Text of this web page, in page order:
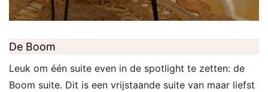
De Boom
Leuk om één suite even in de spotlight te zetten: de
Boom suite. Dit is een vrijstaande suite van maar liefst